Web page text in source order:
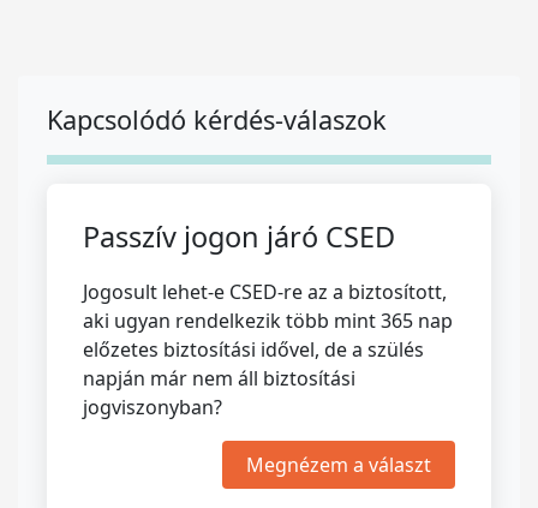
Kapcsolódó kérdés-válaszok
Passzív jogon járó CSED
Jogosult lehet-e CSED-re az a biztosított,
aki ugyan rendelkezik több mint 365 nap
előzetes biztosítási idővel, de a szülés
napján már nem áll biztosítási
jogviszonyban?
Megnézem a választ